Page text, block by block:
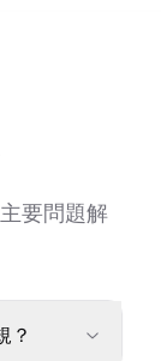
要問題解
？